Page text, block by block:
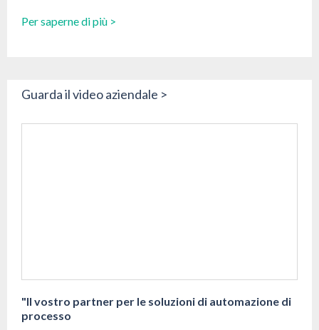
Per saperne di più >
Guarda il video aziendale >
"Il vostro partner per le soluzioni di automazione di
processo